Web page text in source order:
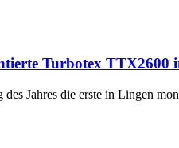
Turbotex TTX2600
Jahres die erste in Lingen